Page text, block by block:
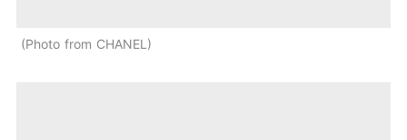
Photo from CHANEL